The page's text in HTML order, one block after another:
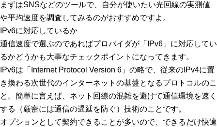
まずはSNSなどのツールで、自分が使いたい光回線の実測値
や平均速度を調査してみるのがおすすめですよ。
IPv6に対応しているか
通信速度で選ぶのであればプロバイダが 「IPv6」 に対応してい
るかどうかも大事なチェックポイントになってきます。
IPv6は「Internet Protocol Version 6」の略で、従来のIPv4に置
き換わる次世代のインターネットの基盤となるプロトコルのこ
と。簡単に言えば、ネット回線の混雑を避けて通信環境を速く
する（厳密には通信の遅延を防ぐ）技術のことです。
オプションとして契約できることが多いので、できるだけ快適